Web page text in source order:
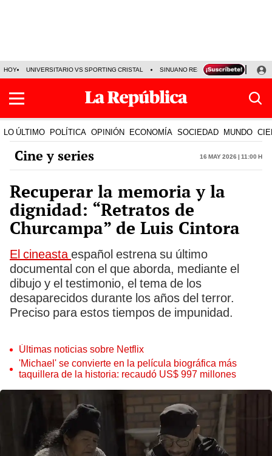
HOY UNIVERSITARIO VS SPORTING CRISTAL SINUANO RESULTADOS HOY
LO ÚLTIMO POLÍTICA OPINIÓN ECONOMÍA SOCIEDAD MUNDO
Cine y series 16 May 2026 | 11:00 h
Recuperar la memoria y la
dignidad: “Retratos de
Churcampa” de Luis Cintora
El cineastaespañol estrena su último
documental con el que aborda, mediante el
dibujo y el testimonio, el tema de los
desaparecidos durante los años del terror.
Preciso para estos tiempos de impunidad.
Últimas noticias sobre Netflix
'Michael' se convierte en la película biográfica más
taquillera de la historia: recaudó US$ 997 millones